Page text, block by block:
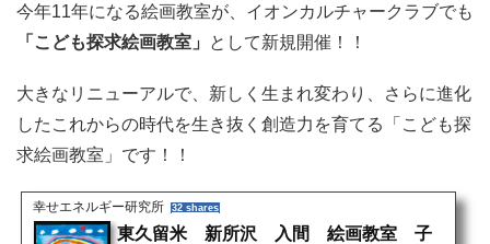
今年11年になる絵画教室が、イオンカルチャークラブでも
「こども探求絵画教室」
として新規開催！！
大きなリニューアルで、新しく生まれ変わり、さらに進化
したこれからの時代を生き抜く創造力を育てる「こども探
求絵画教室」です！！
幸せエネルギー研究所 32 shares
東久留米 新所沢 入間 絵画教室 子